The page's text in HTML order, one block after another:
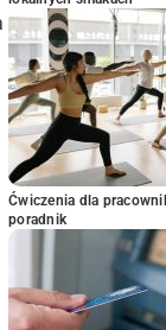
Ćwiczenia dla
poradnik